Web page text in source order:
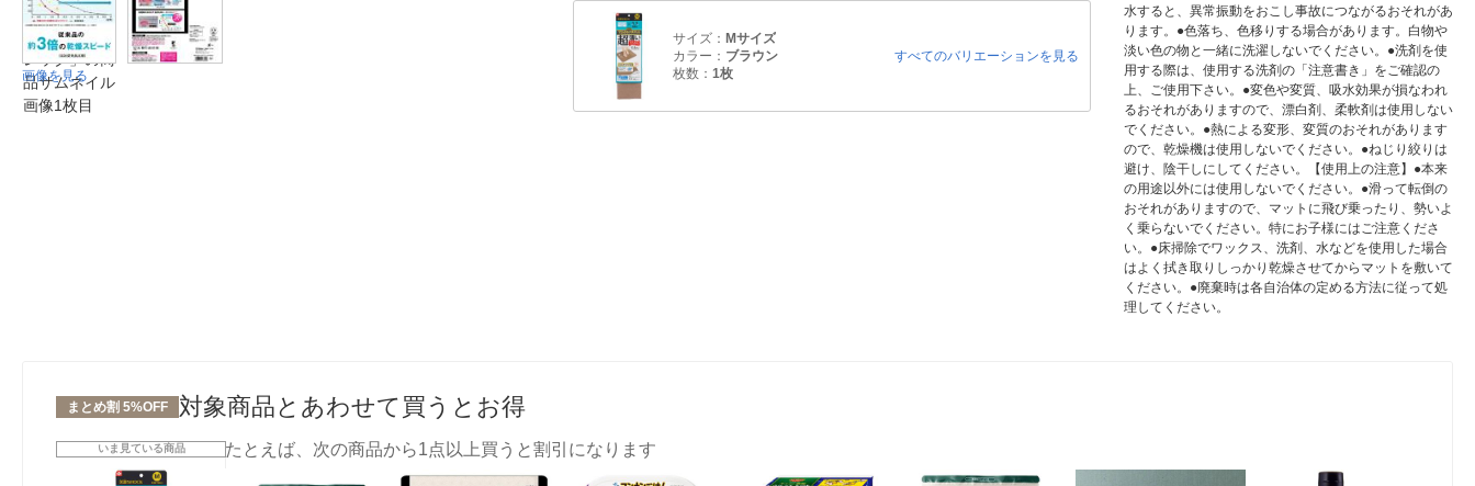
画像を見る
サイズ： Mサイズ
カラー： ブラウン
枚数： 1枚
すべてのバリエーションを見る
水すると、異常振動をおこし事故につながるおそれがあ
ります。●色落ち、色移りする場合があります。白物や
淡い色の物と一緒に洗濯しないでください。●洗剤を使
用する際は、使用する洗剤の「注意書き」をご確認の
上、ご使用下さい。●変色や変質、吸水効果が損なわれ
るおそれがありますので、漂白剤、柔軟剤は使用しない
でください。●熱による変形、変質のおそれがあります
ので、乾燥機は使用しないでください。●ねじり絞りは
避け、陰干しにしてください。【使用上の注意】●本来
の用途以外には使用しないでください。●滑って転倒の
おそれがありますので、マットに飛び乗ったり、勢いよ
く乗らないでください。特にお子様にはご注意くださ
い。●床掃除でワックス、洗剤、水などを使用した場合
はよく拭き取りしっかり乾燥させてからマットを敷いて
ください。●廃棄時は各自治体の定める方法に従って処
理してください。
まとめ割 5%OFF 対象商品とあわせて買うとお得
いま見ている商品 たとえば、次の商品から1点以上買うと割引になります